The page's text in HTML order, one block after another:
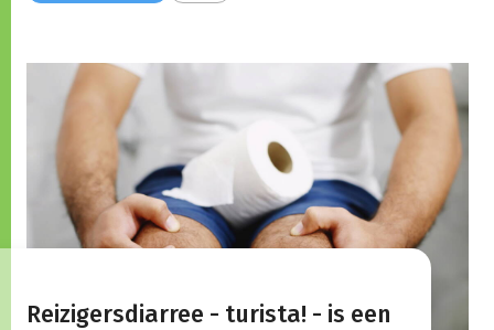
​Reizigersdiarree - turista! - is een